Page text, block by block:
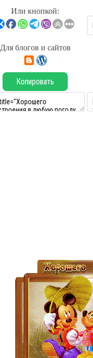
Или кнопкой:
Для блогов и сайтов
Копировать